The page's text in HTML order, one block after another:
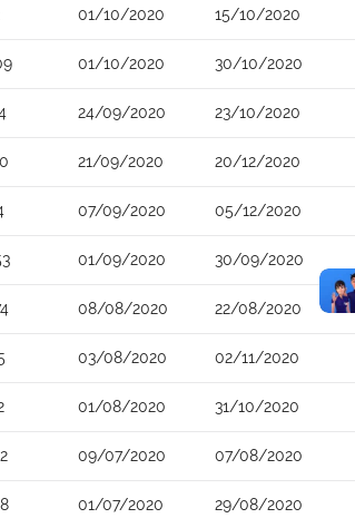
01/10/2020 15/10/2020
01/10/2020 30/10/2020
24/09/2020 23/10/2020
21/09/2020 20/12/2020
07/09/2020 05/12/2020
01/09/2020 30/09/2020
08/08/2020 22/08/2020
03/08/2020 02/11/2020
01/08/2020 31/10/2020
09/07/2020 07/08/2020
01/07/2020 29/08/2020